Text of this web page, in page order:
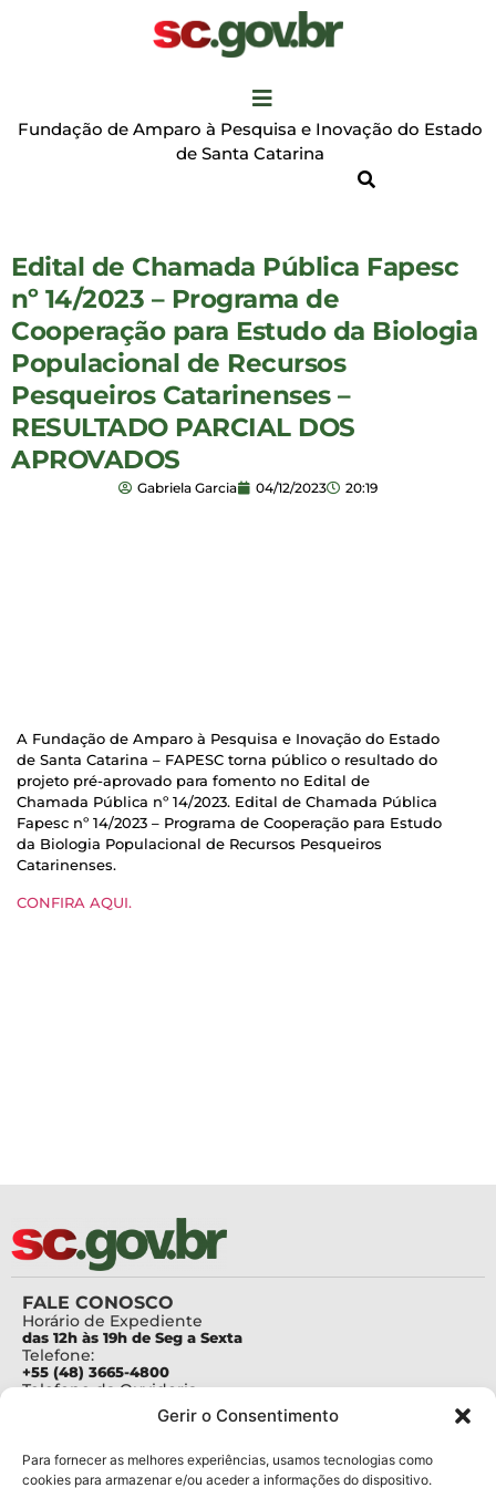
Gerir o Consentimento
Para fornecer as melhores experiências, usamos tecnologias como
cookies para armazenar e/ou aceder a informações do dispositivo.
Fundação de Amparo à Pesquisa e Inovação do Estado
de Santa Catarina
Edital de Chamada Pública Fapesc
nº 14/2023 – Programa de
Cooperação para Estudo da Biologia
Populacional de Recursos
Pesqueiros Catarinenses –
RESULTADO PARCIAL DOS
APROVADOS
Gabriela Garcia 04/12/2023 20:19
A Fundação de Amparo à Pesquisa e Inovação do Estado
de Santa Catarina – FAPESC torna público o resultado do
projeto pré-aprovado para fomento no Edital de
Chamada Pública nº 14/2023. Edital de Chamada Pública
Fapesc nº 14/2023 – Programa de Cooperação para Estudo
da Biologia Populacional de Recursos Pesqueiros
Catarinenses.
CONFIRA AQUI.
FALE CONOSCO
Horário de Expediente
das 12h às 19h de Seg a Sexta
Telefone:
+55 (48) 3665-4800
Telefone da Ouvidoria
Para assuntos relacionados à Pesquisa
pesquisa@fapesc.sc.gov.br